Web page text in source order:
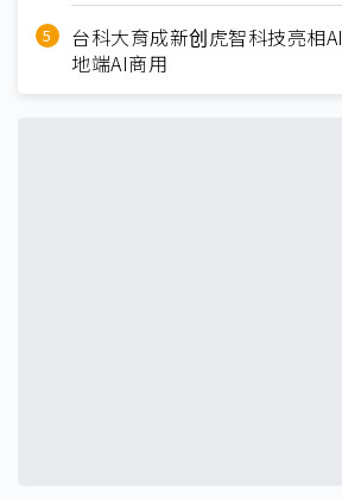
台科大育成新创虎智科技亮相
地端AI商用